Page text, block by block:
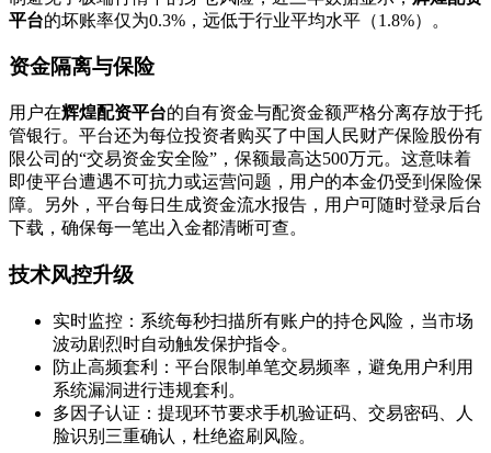
平台的坏账率仅为0.3%，远低于行业平均水平（1.8%）。
资金隔离与保险
用户在辉煌配资平台的自有资金与配资金额严格分离存放于托
管银行。平台还为每位投资者购买了中国人民财产保险股份有
限公司的“交易资金安全险”，保额最高达500万元。这意味着
即使平台遭遇不可抗力或运营问题，用户的本金仍受到保险保
障。另外，平台每日生成资金流水报告，用户可随时登录后台
下载，确保每一笔出入金都清晰可查。
技术风控升级
实时监控：系统每秒扫描所有账户的持仓风险，当市场
波动剧烈时自动触发保护指令。
防止高频套利：平台限制单笔交易频率，避免用户利用
系统漏洞进行违规套利。
多因子认证：提现环节要求手机验证码、交易密码、人
脸识别三重确认，杜绝盗刷风险。